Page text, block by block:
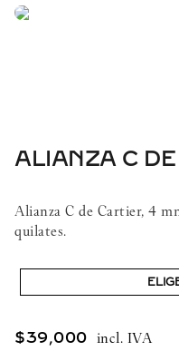
ALIANZA C
Alianza C de Cartier, 4
quilates.
$39,000